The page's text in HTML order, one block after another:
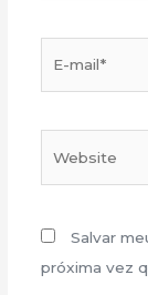
Salvar
próxima vez